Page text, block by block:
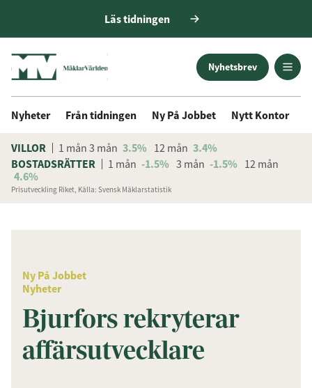
Läs tidningen
Nyhetsbrev
Nyheter Från tidningen Ny På Jobbet Nytt Kontor
VILLOR 1 mån 3 mån 3.5% 12 mån 3.4%
BOSTADSRÄTTER
1 mån -1.5% 3 mån -1.5% 12 mån
4.6%
Prisutveckling Riket, Källa: Svensk Mäklarstatistik
ANNONS
Ny På Jobbet
Nyheter
Bjurfors rekryterar
affärsutvecklare
Anmäl dig till vårt nyhetsbrev!